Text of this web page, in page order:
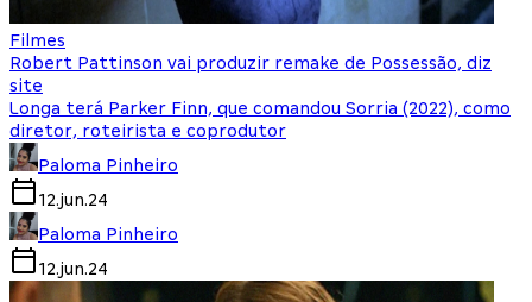
Filmes
Robert Pattinson vai produzir remake de Possessão, diz
site
Longa terá Parker Finn, que comandou Sorria (2022), como
diretor, roteirista e coprodutor
Paloma Pinheiro
12.jun.24
Paloma Pinheiro
12.jun.24